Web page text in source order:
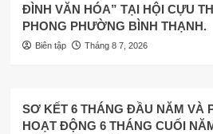
ĐÌNH VĂN HÓA” TẠI HỘI CỰU
PHONG PHƯỜNG BÌNH THẠNH.
Biên tập Tháng 8 7, 2026
SƠ KẾT 6 THÁNG ĐẦU NĂM VÀ
HOẠT ĐỘNG 6 THÁNG CUỐI